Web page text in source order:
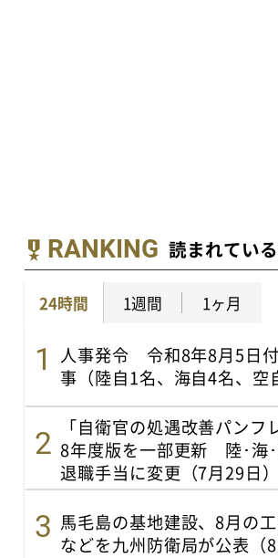
RANKING 読まれてい
24時間 1週間 1ヶ月
人事発令 令和8年8月5日
事（陸自1名、海自4名、空
「自衛官の処遇改善パンフ
8年度版を一部更新 陸･海
退職手当に変更（7月29日）
馬毛島の基地建設、8月の
などを九州防衛局が公表（8